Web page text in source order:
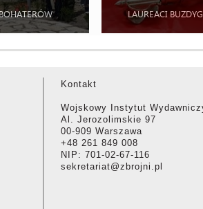
LAUREACI
Kontakt
Wojskowy Instytut
Al. Jerozolimskie 97
00-909 Warszawa
+48 261 849 008
NIP: 701-02-67-116
sekretariat@zbrojni.pl